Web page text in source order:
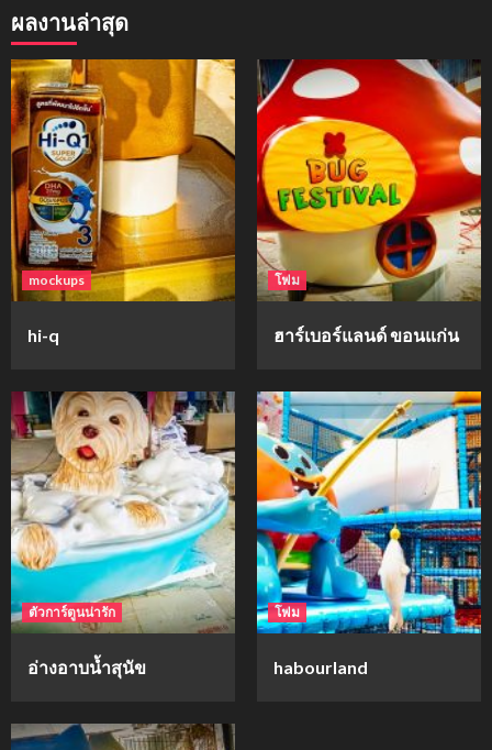
ผลงานล่าสุด
mockups
hi-q
โฟม
ฮาร์เบอร์แลนด์ ขอนแก่น
ตัวการ์ตูนน่ารัก
อ่างอาบน้ำสุนัข
โฟม
habourland